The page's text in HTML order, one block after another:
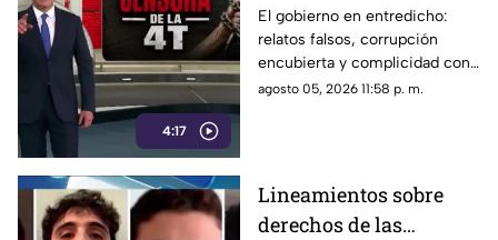
4:17
relatos falsos,
corrupción encubierta
y complicidad
El gobierno en entredicho:
relatos falsos, corrupción
encubierta y complicidad con
el crimen
agosto 05, 2026 11:58 p. m.
Lineamientos sobre
derechos de las